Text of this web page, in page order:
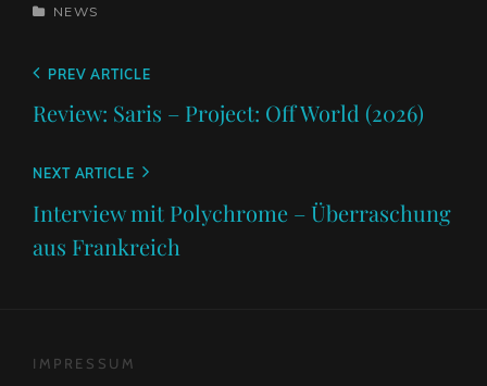
CATEGORIES
NEWS
Beitragsnavigation
Previous
PREV ARTICLE
Review: Saris – Project: Off World (2026)
Next
NEXT ARTICLE
Interview mit Polychrome – Überraschung
aus Frankreich
IMPRESSUM